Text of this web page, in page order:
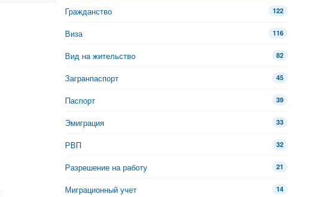
Гражданство 122
Виза 116
Вид на жительство 82
Загранпаспорт 45
Паспорт 39
Эмиграция 33
РВП 32
Разрешение на работу 21
Миграционный учет 14